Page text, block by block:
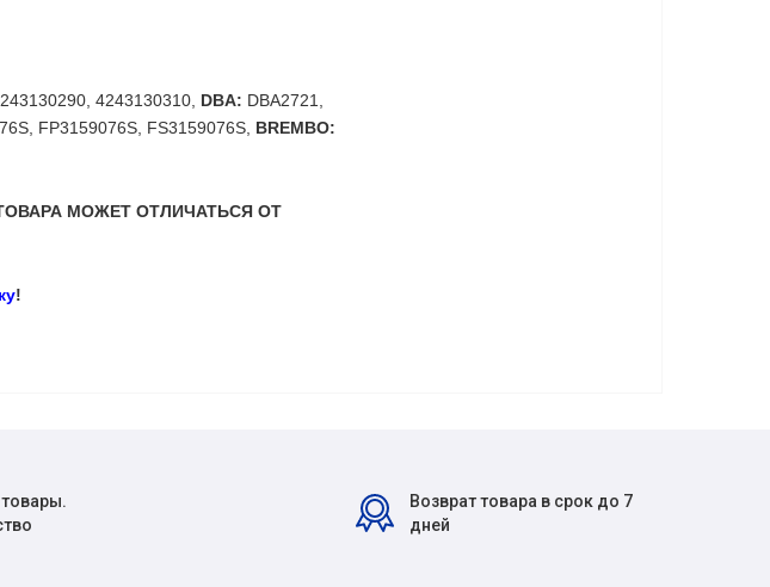
4243130310, DBA: DBA2721,
FP3159076S, FS3159076S, BREMBO:
МОЖЕТ ОТЛИЧАТЬСЯ ОТ
!
Возврат товара в срок до 7
дней